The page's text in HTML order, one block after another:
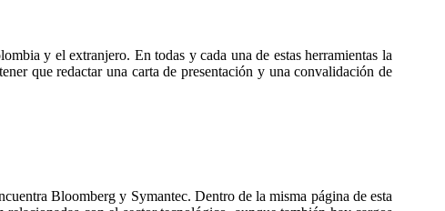
y el extranjero. En todas y cada una de estas herramientas la
que redactar una carta de presentación y una convalidación de
Bloomberg y Symantec. Dentro de la misma página de esta